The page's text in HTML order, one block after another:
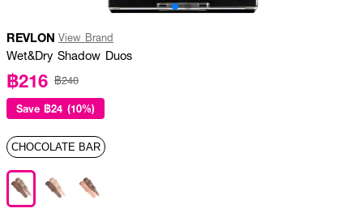
REVLON View Brand
Wet&Dry Shadow Duos
฿216 ฿240
Save ฿24 (10%)
CHOCOLATE BAR